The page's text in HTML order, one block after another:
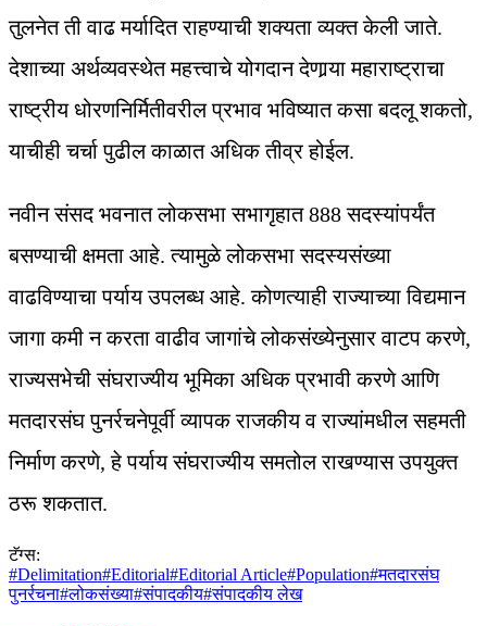
तुलनेत ती वाढ मर्यादित राहण्याची शक्यता व्यक्त केली जाते.
देशाच्या अर्थव्यवस्थेत महत्त्वाचे योगदान देणार्‍या महाराष्ट्राचा
राष्ट्रीय धोरणनिर्मितीवरील प्रभाव भविष्यात कसा बदलू शकतो,
याचीही चर्चा पुढील काळात अधिक तीव्र होईल.
नवीन संसद भवनात लोकसभा सभागृहात 888 सदस्यांपर्यंत
बसण्याची क्षमता आहे. त्यामुळे लोकसभा सदस्यसंख्या
वाढविण्याचा पर्याय उपलब्ध आहे. कोणत्याही राज्याच्या विद्यमान
जागा कमी न करता वाढीव जागांचे लोकसंख्येनुसार वाटप करणे,
राज्यसभेची संघराज्यीय भूमिका अधिक प्रभावी करणे आणि
मतदारसंघ पुनर्रचनेपूर्वी व्यापक राजकीय व राज्यांमधील सहमती
निर्माण करणे, हे पर्याय संघराज्यीय समतोल राखण्यास उपयुक्त
ठरू शकतात.
टॅग्स:
#Delimitation#Editorial#Editorial Article#Population#मतदारसंघ
पुनर्रचना#लोकसंख्या#संपादकीय#संपादकीय लेख